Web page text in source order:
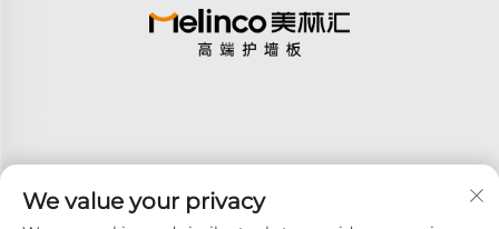
We value your privacy